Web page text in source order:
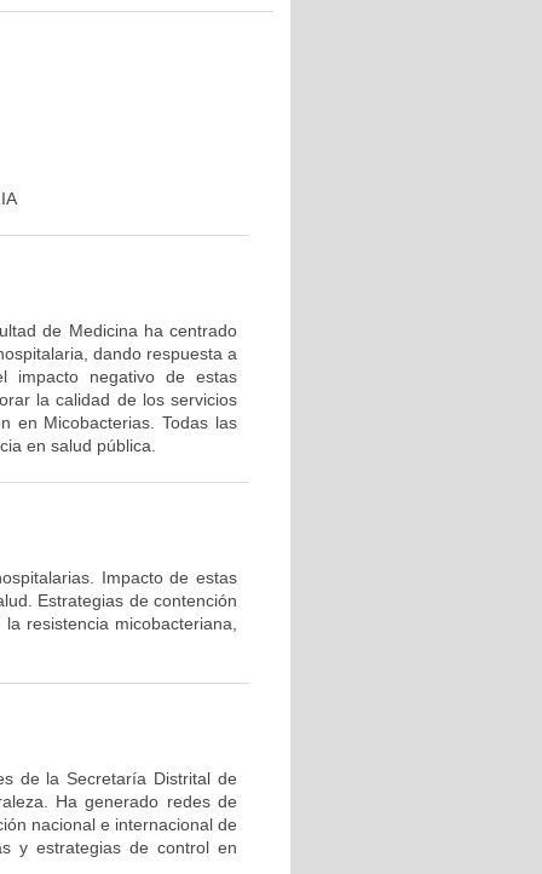
de Medicina ha centrado
dando respuesta a
impacto negativo de estas
la calidad de los servicios
en Micobacterias. Todas las
en salud pública.
Impacto de estas
Estrategias de contención
resistencia micobacteriana,
de la Secretaría Distrital de
Ha generado redes de
nacional e internacional de
y estrategias de control en